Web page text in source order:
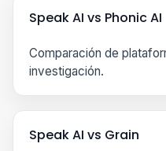
Speak AI vs Phonic AI
Comparación de
investigación.
Speak AI vs Grain